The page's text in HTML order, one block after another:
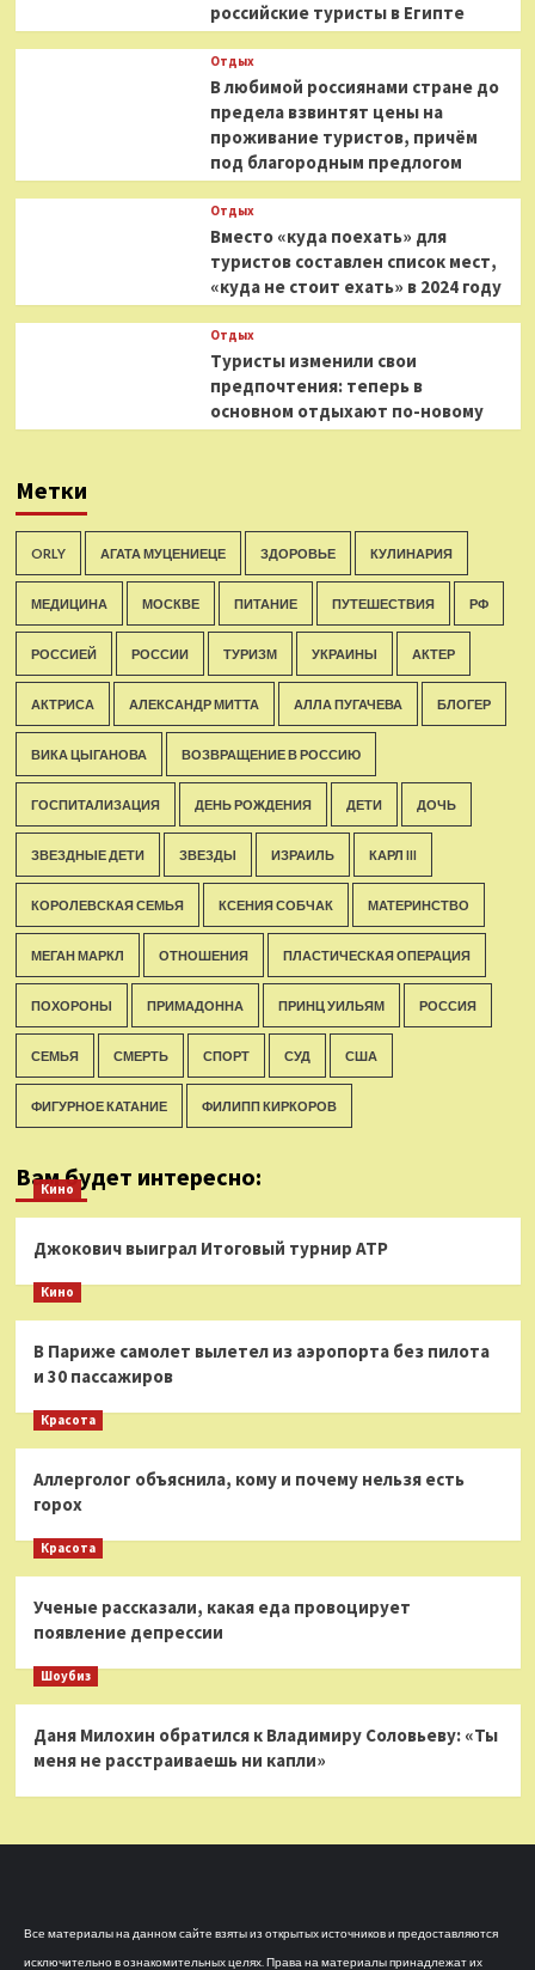
российские туристы в Египте
Отдых
В любимой россиянами стране до
предела взвинтят цены на
проживание туристов, причём
под благородным предлогом
Отдых
Вместо «куда поехать» для
туристов составлен список мест,
«куда не стоит ехать» в 2024 году
Отдых
Туристы изменили свои
предпочтения: теперь в
основном отдыхают по-новому
Метки
ORLY АГАТА МУЦЕНИЕЦЕ ЗДОРОВЬЕ КУЛИНАРИЯ
МЕДИЦИНА МОСКВЕ ПИТАНИЕ ПУТЕШЕСТВИЯ РФ
РОССИЕЙ РОССИИ ТУРИЗМ УКРАИНЫ АКТЕР
АКТРИСА АЛЕКСАНДР МИТТА АЛЛА ПУГАЧЕВА БЛОГЕР
ВИКА ЦЫГАНОВА ВОЗВРАЩЕНИЕ В РОССИЮ
ГОСПИТАЛИЗАЦИЯ ДЕНЬ РОЖДЕНИЯ ДЕТИ ДОЧЬ
ЗВЕЗДНЫЕ ДЕТИ ЗВЕЗДЫ ИЗРАИЛЬ КАРЛ III
КОРОЛЕВСКАЯ СЕМЬЯ КСЕНИЯ СОБЧАК МАТЕРИНСТВО
МЕГАН МАРКЛ ОТНОШЕНИЯ ПЛАСТИЧЕСКАЯ ОПЕРАЦИЯ
ПОХОРОНЫ ПРИМАДОННА ПРИНЦ УИЛЬЯМ РОССИЯ
СЕМЬЯ СМЕРТЬ СПОРТ СУД США
ФИГУРНОЕ КАТАНИЕ ФИЛИПП КИРКОРОВ
Вам будет интересно:
Кино
Джокович выиграл Итоговый турнир ATP
Кино
В Париже самолет вылетел из аэропорта без пилота
и 30 пассажиров
Красота
Аллерголог объяснила, кому и почему нельзя есть
горох
Красота
Ученые рассказали, какая еда провоцирует
появление депрессии
Шоубиз
Даня Милохин обратился к Владимиру Соловьеву: «Ты
меня не расстраиваешь ни капли»
Все материалы на данном сайте взяты из открытых источников и предоставляются
исключительно в ознакомительных целях. Права на материалы принадлежат их